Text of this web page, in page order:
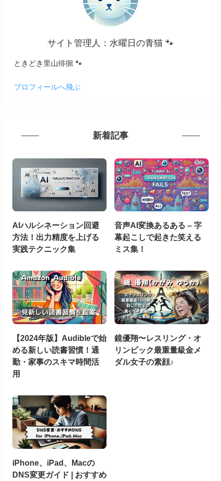
サイト管理人：水曜日の青猫 🐾
ときどき里山徘徊 🐾
プロフィールへ飛ぶ
新着記事
AIハルシネーション回避
方法！出力精度を上げる
実践テクニック集
音声AI変換あるある – 字
幕起こしで起きた笑える
ミス集！
【2024年版】Audibleで始
める新しい読書習慣！通
勤・家事のスキマ時間活
用
鏡優翔〜レスリング・オ
リンピック最重量級金メ
ダル女子の素顔♪
iPhone、iPad、Macの
DNS変更ガイド | おすすめ